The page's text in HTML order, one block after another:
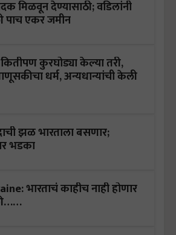
मिळवून देण्यासाठी; वडिलांनी
पाच एकर जमीन
कुरघोड्या केल्या तरी,
धर्म, अन्यधान्यांची केली
झळ भारताला बसणार;
भडका
भारताचं काहीच नाही होणार